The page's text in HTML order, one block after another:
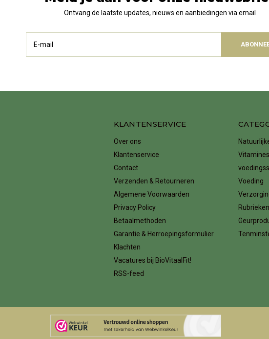
Ontvang de laatste updates, nieuws en aanbiedingen via email
KLANTENSERVICE
Over ons
Klantenservice
Contact
Verzenden & Retourneren
Algemene Voorwaarden
Privacy Policy
Betaalmethoden
Garantie & Herroepingsformulier
Klachten
Vacatures bij BioVitaalFit!
RSS-feed
Voeding
Rubrieken